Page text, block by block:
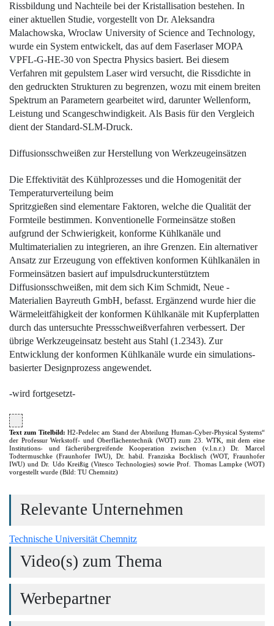
Rissbildung und Nachteile bei der Kristallisation bestehen. In
einer aktuellen Studie, vorgestellt von Dr. Aleksandra
Malachowska, Wroclaw University of Science and Technology,
wurde ein System entwickelt, das auf dem Faserlaser MOPA
VPFL-G-HE-30 von Spectra Physics basiert. Bei diesem
Verfahren mit gepulstem Laser wird versucht, die Rissdichte in
den gedruckten Strukturen zu begrenzen, wozu mit einem breiten
Spektrum an Parametern gearbeitet wird, darunter Wellenform,
Leistung und Scangeschwindigkeit. Als Basis für den Vergleich
dient der Standard-SLM-Druck.
Diffusionsschweißen zur ­Herstellung von Werkzeugeinsätzen
Die Effektivität des Kühlprozesses und die Homogenität der
Temperaturverteilung beim
Spritzgießen sind elementare Faktoren, welche die Qualität der
Formteile bestimmen. Konventionelle Formeinsätze stoßen
aufgrund der Schwierigkeit, konforme Kühlkanäle und
Multimaterialien zu ­integrieren, an ihre Grenzen. Ein alternativer
Ansatz zur Erzeugung von effektiven konformen Kühlkanälen in
Formeinsätzen basiert auf impulsdruckunterstütztem
Diffusionsschweißen, mit dem sich Kim Schmidt, Neue ­
Materialien Bayreuth GmbH, befasst. Ergänzend wurde hier die
Wärmeleitfähigkeit der konformen Kühlkanäle mit Kupferplatten
durch das untersuchte Pressschweißverfahren verbessert. Der
übrige Werkzeugeinsatz besteht aus Stahl (1.2343). Zur
Entwicklung der konformen Kühlkanäle wurde ein simulations­
basierter Designprozess angewendet.
-wird fortgesetzt-
Text zum Titelbild: H2-Pedelec am Stand der Abteilung Human-Cyber-Physical Systems“
der Professur Werkstoff- und Oberflächentechnik (WOT) zum 23. WTK, mit dem eine
Institutions- und fächerübergreifende Kooperation zwischen (v.l.n.r.) Dr. Marcel
Todtermuschke (Fraunhofer IWU), Dr. habil. Franziska Bocklisch (WOT, Fraunhofer
IWU) und Dr. Udo Kreißig (Vitesco Technologies) sowie Prof. Thomas Lampke (WOT)
vorgestellt wurde (Bild: TU Chemnitz)
Relevante Unternehmen
Technische Universität Chemnitz
Video(s) zum Thema
Werbepartner